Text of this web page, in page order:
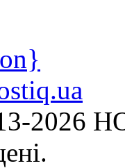
2026